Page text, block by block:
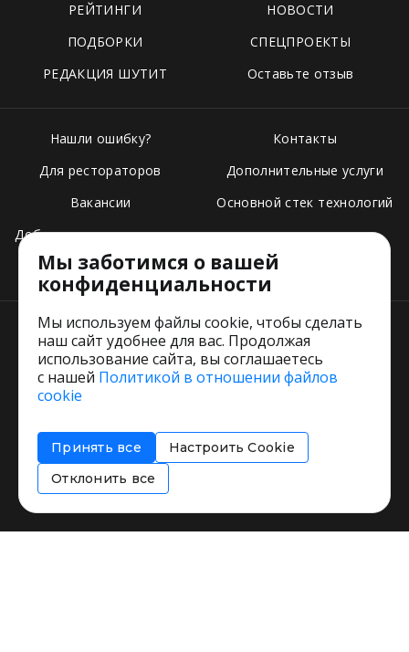
РЕЙТИНГИ
НОВОСТИ
ПОДБОРКИ
СПЕЦПРОЕКТЫ
РЕДАКЦИЯ ШУТИТ
Оставьте отзыв
Нашли ошибку?
Для рестораторов
Вакансии
Добавить свое заведение
Тарифы
Контакты
Дополнительные услуги
Основной стек технологий
Пользовательское соглашение
Соглашение об информировании
Политика использования cookies
Мы заботимся о вашей
конфиденциальности
Мы используем файлы cookie, чтобы сделать
наш сайт удобнее для вас. Продолжая
использование сайта, вы соглашаетесь
с нашей Политикой в отношении файлов
cookie
Принять все
Настроить Cookie
Отклонить все